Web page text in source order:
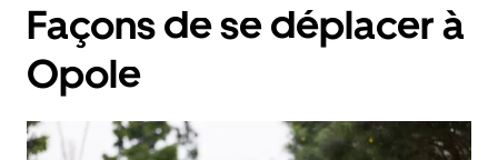
bas
pour
interagir
avec
le
et
sélectionner
Façons de se déplacer à
Opole